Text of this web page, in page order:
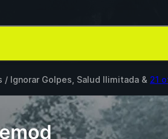
/ Ignorar Golpes, Salud Ilimitada & 21